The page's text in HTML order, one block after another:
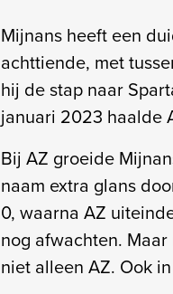
Mijnans heeft een
achttiende, met
hij de stap naar
januari 2023 haalde
Bij AZ groeide
naam extra glans
0, waarna AZ
nog afwachten.
niet alleen AZ. Ook